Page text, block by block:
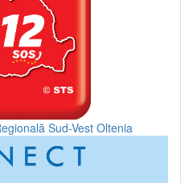
Sud-Vest Oltenia